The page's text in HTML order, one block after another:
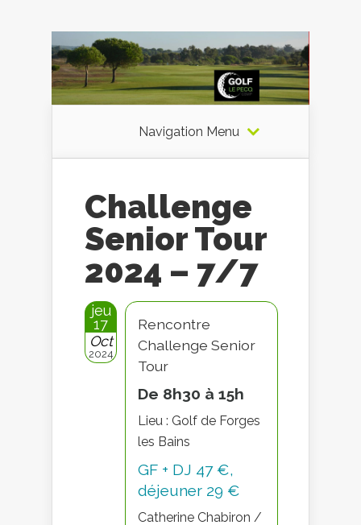
Navigation Menu
Challenge
Senior Tour
2024 – 7/7
jeu
17
Oct
2024
Rencontre
Challenge Senior
Tour
De 8h30 à 15h
Lieu : Golf de Forges
les Bains
GF + DJ 47 €,
déjeuner 29 €
Catherine Chabiron /